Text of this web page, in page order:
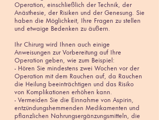
Operation, einschließlich der Technik, der
Anästhesie, der Risiken und der Genesung. Sie
haben die Möglichkeit, Ihre Fragen zu stellen
und etwaige Bedenken zu äußern.
Ihr Chirurg wird Ihnen auch einige
Anweisungen zur Vorbereitung auf Ihre
Operation geben, wie zum Beispiel:
- Hören Sie mindestens zwei Wochen vor der
Operation mit dem Rauchen auf, da Rauchen
die Heilung beeinträchtigen und das Risiko
von Komplikationen erhöhen kann.
- Vermeiden Sie die Einnahme von Aspirin,
entzündungshemmenden Medikamenten und
pflanzlichen Nahrungsergänzungsmitteln, die